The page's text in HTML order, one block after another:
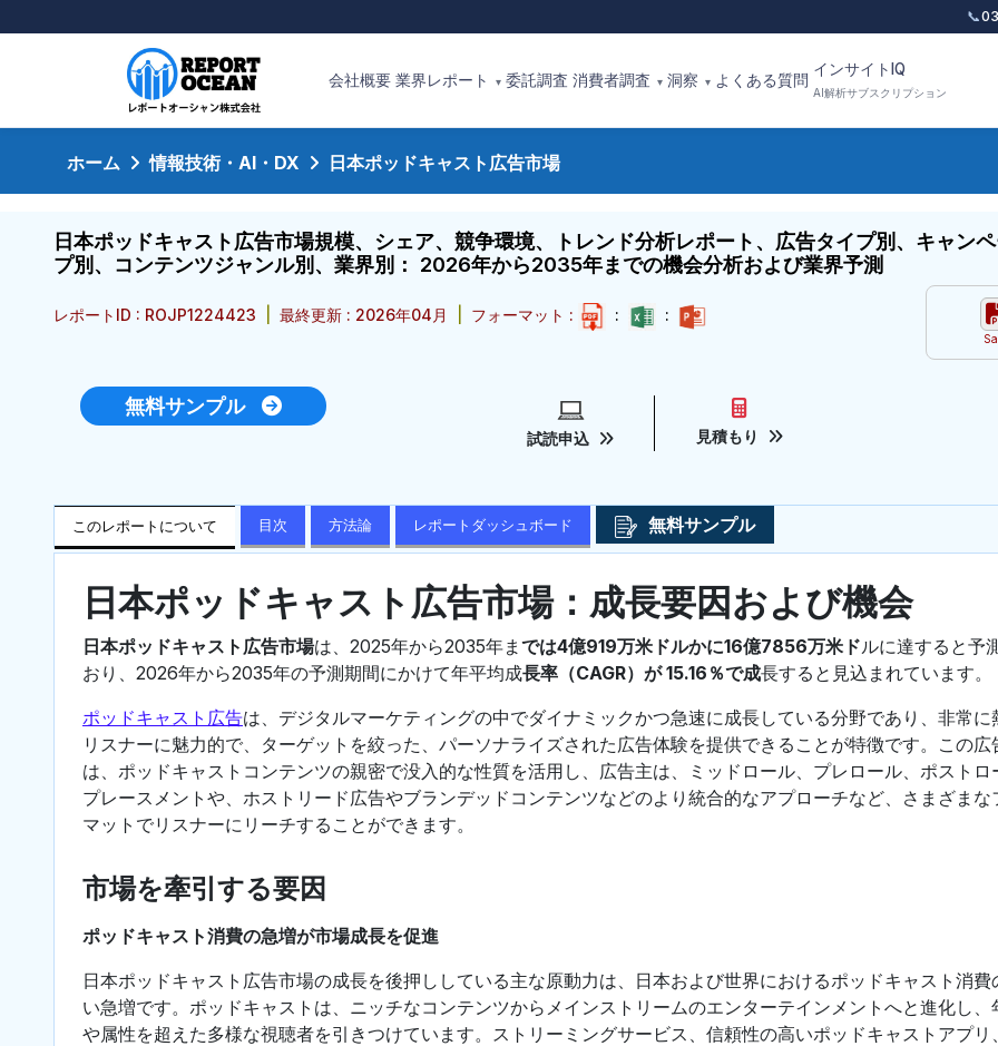
📞
会社概要 業界レポート ▾ 委託調査 消費者調査 ▾ 洞察 ▾ よくある質問
インサイトIQ
AI解析サブスクリプション
ホーム 情報技術・AI・DX 日本ポッドキャスト広告市場
日本ポッドキャスト広告市場規模、シェア、競争環境、トレンド分析レポート、広告タイプ別、キャン
プ別、コンテンツジャンル別、業界別： 2026年から2035年までの機会分析および業界予測
レポートID : ROJP1224423 最終更新 : 2026年04月 フォーマット : : :
無料サンプル
試読申込 見積もり
このレポートについて 目次 方法論 レポートダッシュボード 無料サンプル
日本ポッドキャスト広告市場：成長要因および機会
日本ポッドキャスト広告市場は、2025年から2035年ま では4億919万米ドルかに16億7856万米ドルに達すると予
おり、2026年から2035年の予測期間にかけて年平均成長率（CAGR）が 15.16％で成長すると見込まれています。
ポッドキャスト広告は、デジタルマーケティングの中でダイナミックかつ急速に成長している分野であり、非常に
リスナーに魅力的で、ターゲットを絞った、パーソナライズされた広告体験を提供できることが特徴です。この広
は、ポッドキャストコンテンツの親密で没入的な性質を活用し、広告主は、ミッドロール、プレロール、ポストロ
プレースメントや、ホストリード広告やブランデッドコンテンツなどのより統合的なアプローチなど、さまざまな
マットでリスナーにリーチすることができます。
市場を牽引する要因
ポッドキャスト消費の急増が市場成長を促進
日本ポッドキャスト広告市場の成長を後押ししている主な原動力は、日本および世界におけるポッドキャスト消費
い急増です。ポッドキャストは、ニッチなコンテンツからメインストリームのエンターテインメントへと進化し、
や属性を超えた多様な視聴者を引きつけています。ストリーミングサービス、信頼性の高いポッドキャストアプリ